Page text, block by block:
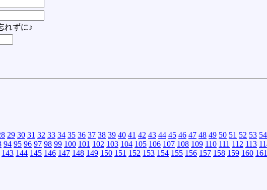
れずに♪
29 30 31 32 33 34 35 36 37 38 39 40 41 42 43 44 45 46 47 48 49 50 51 52 53 54
94 95 96 97 98 99 100 101 102 103 104 105 106 107 108 109 110 111 112 113
143 144 145 146 147 148 149 150 151 152 153 154 155 156 157 158 159 160 161